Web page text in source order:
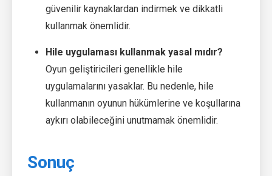
güvenilir kaynaklardan indirmek ve dikkatli
kullanmak önemlidir.
Hile uygulaması kullanmak yasal mıdır?
Oyun geliştiricileri genellikle hile
uygulamalarını yasaklar. Bu nedenle, hile
kullanmanın oyunun hükümlerine ve koşullarına
aykırı olabileceğini unutmamak önemlidir.
Sonuç